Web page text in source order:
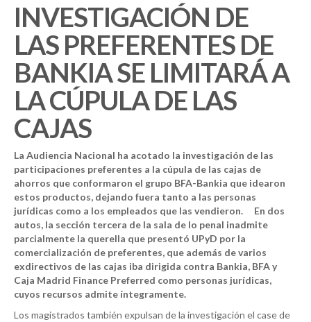
INVESTIGACIÓN DE
LAS PREFERENTES DE
BANKIA SE LIMITARÁ A
LA CÚPULA DE LAS
CAJAS
La Audiencia Nacional ha acotado la investigación de las
participaciones preferentes a la cúpula de las cajas de
ahorros que conformaron el grupo BFA-Bankia que idearon
estos productos, dejando fuera tanto a las personas
jurídicas como a los empleados que las vendieron. En dos
autos, la sección tercera de la sala de lo penal inadmite
parcialmente la querella que presentó UPyD por la
comercialización de preferentes, que además de varios
exdirectivos de las cajas iba dirigida contra Bankia, BFA y
Caja Madrid Finance Preferred como personas jurídicas,
cuyos recursos admite íntegramente.
Los magistrados también expulsan de la investigación el case de